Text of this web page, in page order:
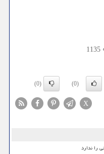
1135
(0)
(0)
X